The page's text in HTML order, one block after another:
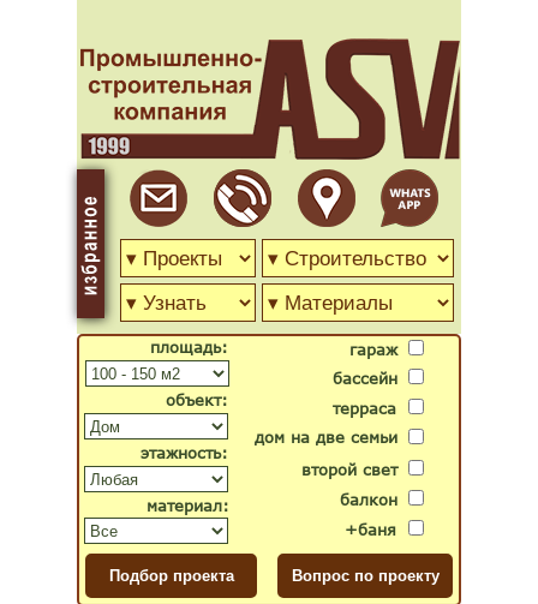
гараж
бассейн
второй свет
дом на две семьи
терраса
балкон
+баня
объект:
материал:
площадь:
этажность: